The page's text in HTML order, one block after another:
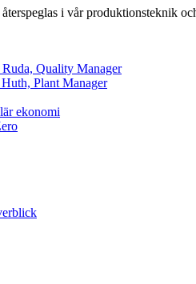
i vår produktionsteknik
Quality Manager
Plant Manager
ekonomi